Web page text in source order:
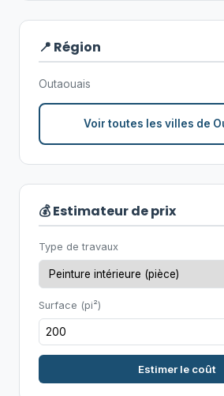
📍 Région
Outaouais
Voir toutes les villes de
💰 Estimateur de prix
Type de travaux
Surface (pi²)
Estimer le coût